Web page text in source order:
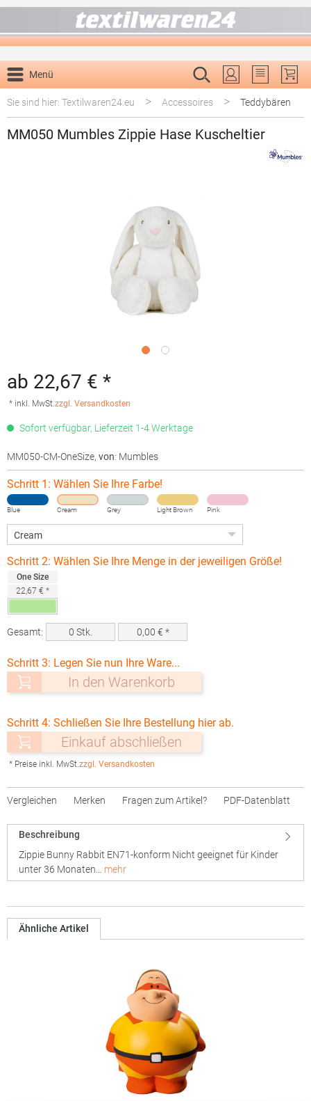
Menü
Du hast 0
Sie sind hier: Textilwaren24.eu
> Accessoires > Teddybären
MM050 Mumbles Zippie Hase Kuscheltier
ab 22,67 € *
* inkl. MwSt.zzgl. Versandkosten
Sofort verfügbar, Lieferzeit 1-4 Werktage
MM050-CM-OneSize, von: Mumbles
Schritt 1: Wählen Sie Ihre Farbe!
Blue Cream Grey Light Brown Pink
Schritt 2: Wählen Sie Ihre Menge in der jeweiligen Größe!
One Size
22,67 € *
Gesamt: 0 Stk. 0,00 € *
Schritt 3: Legen Sie nun Ihre Ware...
In den Warenkorb
Schritt 4: Schließen Sie Ihre Bestellung hier ab.
Einkauf abschließen
* Preise inkl. MwSt.zzgl. Versandkosten
Vergleichen Merken Fragen zum Artikel? PDF-Datenblatt
Beschreibung
Zippie Bunny Rabbit EN71-konform Nicht geeignet für Kinder
unter 36 Monaten… mehr
Ähnliche Artikel